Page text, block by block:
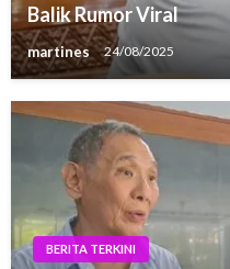
Balik Rumor Viral
martines 24/08/2025
BERITA TERKINI